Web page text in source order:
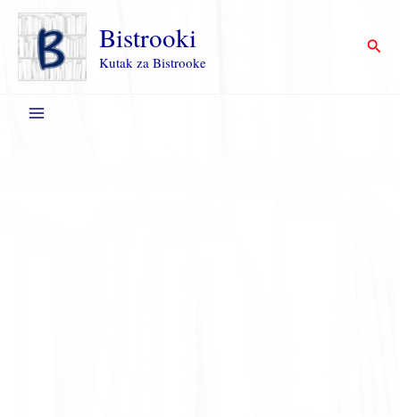
Пређи
садржај
Bistrooki
Kutak za Bistrooke